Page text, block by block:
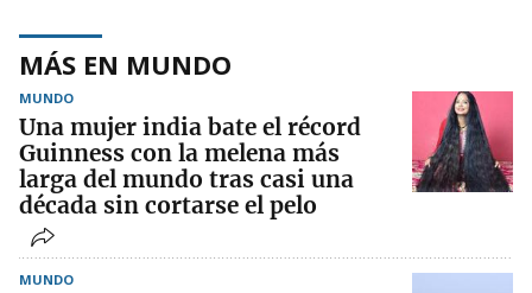
MÁS EN MUNDO
MUNDO
Una mujer india bate el récord
Guinness con la melena más
larga del mundo tras casi una
década sin cortarse el pelo
MUNDO